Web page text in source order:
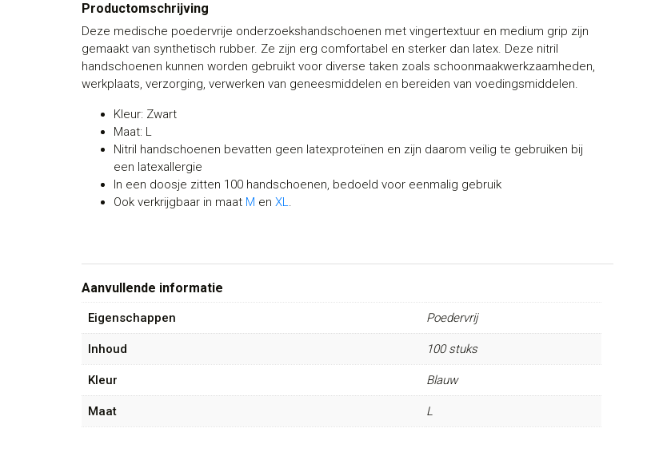
Productomschrijving
Deze medische poedervrije onderzoekshandschoenen met vingertextuur en medium grip zijn
gemaakt van synthetisch rubber. Ze zijn erg comfortabel en sterker dan latex. Deze nitril
handschoenen kunnen worden gebruikt voor diverse taken zoals schoonmaakwerkzaamheden,
werkplaats, verzorging, verwerken van geneesmiddelen en bereiden van voedingsmiddelen.
Kleur: Zwart
Maat: L
Nitril handschoenen bevatten geen latexproteïnen en zijn daarom veilig te gebruiken bij
een latexallergie
In een doosje zitten 100 handschoenen, bedoeld voor eenmalig gebruik
Ook verkrijgbaar in maat M en XL.
Aanvullende informatie
Eigenschappen Poedervrij
Inhoud 100 stuks
Kleur Blauw
Maat L